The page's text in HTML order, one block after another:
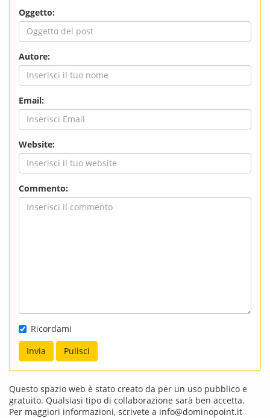
Oggetto:
Autore:
Email:
Website:
Commento:
Ricordami
Questo spazio web è stato creato da per un uso pubblico e
gratuito. Qualsiasi tipo di collaborazione sarà ben accetta.
Per maggiori informazioni, scrivete a info@dominopoint.it